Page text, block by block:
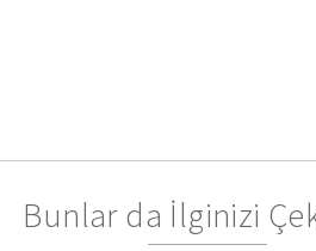
Bunlar da İlginizi